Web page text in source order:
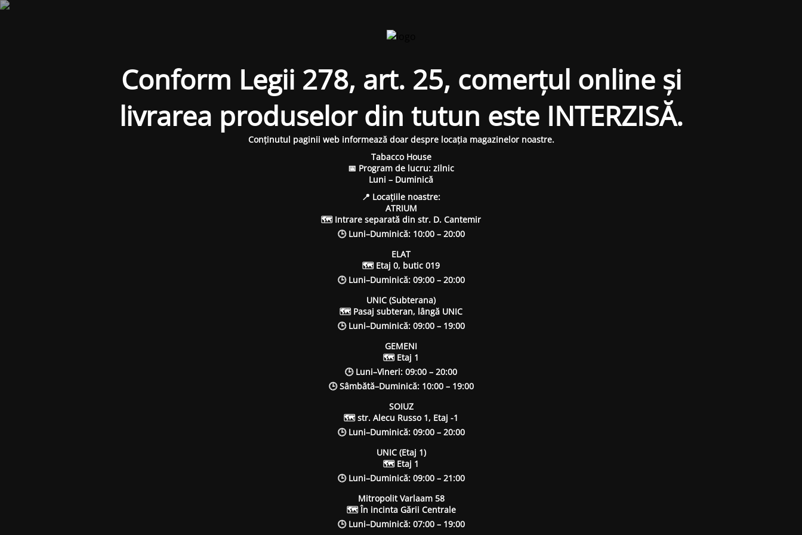
Conform Legii 278, art. 25, comerțul online și
livrarea produselor din tutun este INTERZISĂ.
Conținutul paginii web informează doar despre locația magazinelor noastre.
Tabacco House
📅 Program de lucru: zilnic
Luni – Duminică
📍 Locațiile noastre:
ATRIUM
🗺 Intrare separată din str. D. Cantemir
🕒 Luni–Duminică: 10:00 – 20:00
ELAT
🗺 Etaj 0, butic 019
🕒 Luni–Duminică: 09:00 – 20:00
UNIC (Subterana)
🗺 Pasaj subteran, lângă UNIC
🕒 Luni–Duminică: 09:00 – 19:00
GEMENI
🗺 Etaj 1
🕒 Luni–Vineri: 09:00 – 20:00
🕒 Sâmbătă–Duminică: 10:00 – 19:00
SOIUZ
🗺 str. Alecu Russo 1, Etaj -1
🕒 Luni–Duminică: 09:00 – 20:00
UNIC (Etaj 1)
🗺 Etaj 1
🕒 Luni–Duminică: 09:00 – 21:00
Mitropolit Varlaam 58
🗺 În incinta Gării Centrale
🕒 Luni–Duminică: 07:00 – 19:00